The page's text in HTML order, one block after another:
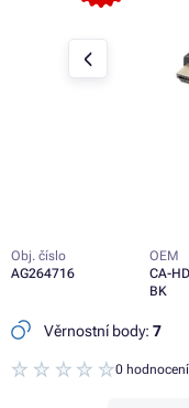
Obj. číslo
AG264716
OEM
CA-
BK
Věrnostní body: 7
0 hodnocení